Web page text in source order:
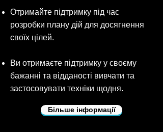
Отримайте підтримку під час
розробки плану дій для досягнення
своїх цілей.
Ви отримаєте підтримку у своєму
бажанні та відданості вивчати та
застосовувати техніки щодня.
Більше інформації